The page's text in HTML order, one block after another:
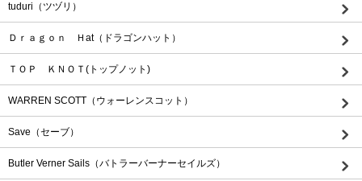
tuduri（ツヅリ）
Ｄｒａｇｏｎ Ｈat（ドラゴンハット）
ＴＯＰ ＫＮＯＴ(トップノット)
WARREN SCOTT（ウォーレンスコット）
Save（セーブ）
Butler Verner Sails（バトラーバーナーセイルズ）